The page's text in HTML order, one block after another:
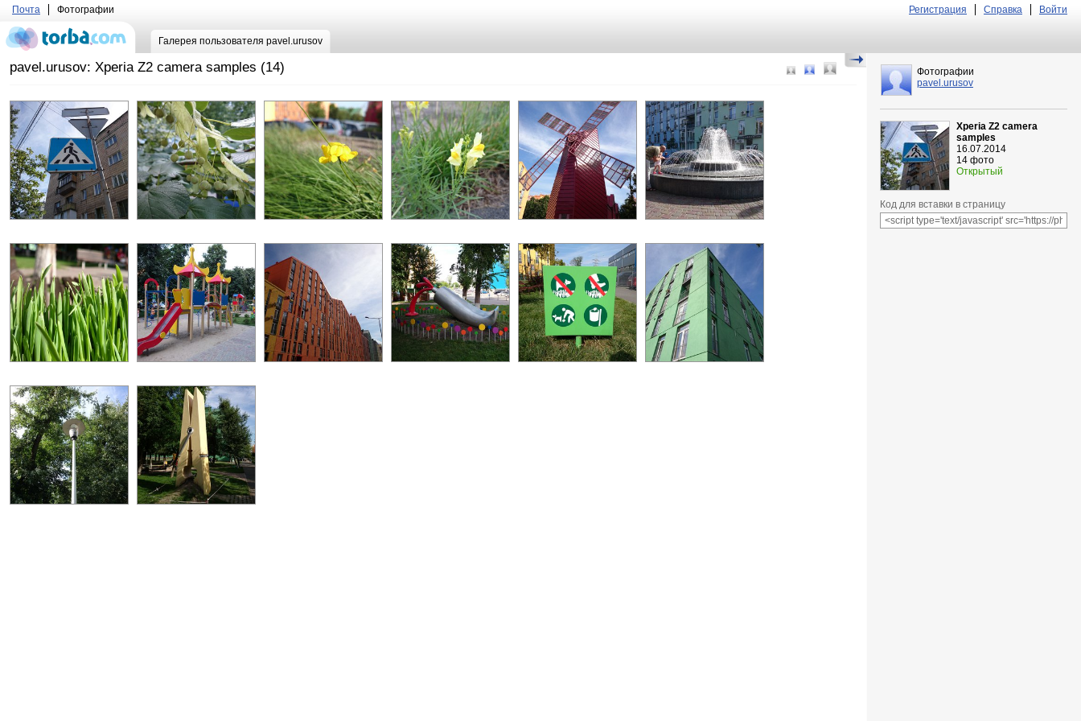
Почта Фотографии Регистрация Справка Войти
Галерея пользователя pavel.urusov
pavel.urusov: Xperia Z2 camera samples (14)
Фотографии
pavel.urusov
Xperia Z2 camera
samples
16.07.2014
14 фото
Открытый
Код для вставки в страницу